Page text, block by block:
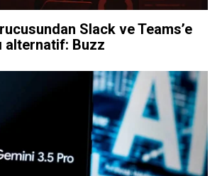
Slack ve Teams’e
alternatif: Buzz